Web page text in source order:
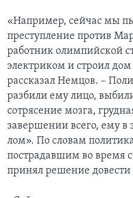
«Например, сейчас мы
преступление против
работник олимпийской
электриком и строил
рассказал Немцов. –
разбили ему лицо,
сотрясение мозга,
завершении всего, ему в
лом». По словам
пострадавшим во время
принял решение довести